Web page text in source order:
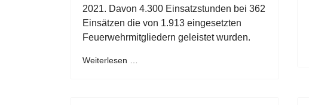
2021. Davon 4.300 Einsatzstunden bei 362
Einsätzen die von 1.913 eingesetzten
Feuerwehrmitgliedern geleistet wurden.
Weiterlesen …